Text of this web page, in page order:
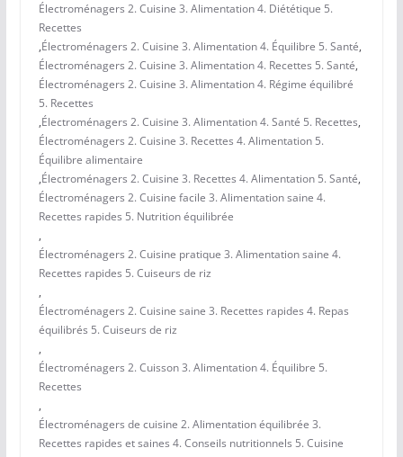
Électroménagers 2. Cuisine 3. Alimentation 4. Diététique 5.
Recettes
,Électroménagers 2. Cuisine 3. Alimentation 4. Équilibre 5. Santé,
Électroménagers 2. Cuisine 3. Alimentation 4. Recettes 5. Santé,
Électroménagers 2. Cuisine 3. Alimentation 4. Régime équilibré
5. Recettes
,Électroménagers 2. Cuisine 3. Alimentation 4. Santé 5. Recettes,
Électroménagers 2. Cuisine 3. Recettes 4. Alimentation 5.
Équilibre alimentaire
,Électroménagers 2. Cuisine 3. Recettes 4. Alimentation 5. Santé,
Électroménagers 2. Cuisine facile 3. Alimentation saine 4.
Recettes rapides 5. Nutrition équilibrée
,
Électroménagers 2. Cuisine pratique 3. Alimentation saine 4.
Recettes rapides 5. Cuiseurs de riz
,
Électroménagers 2. Cuisine saine 3. Recettes rapides 4. Repas
équilibrés 5. Cuiseurs de riz
,
Électroménagers 2. Cuisson 3. Alimentation 4. Équilibre 5.
Recettes
,
Électroménagers de cuisine 2. Alimentation équilibrée 3.
Recettes rapides et saines 4. Conseils nutritionnels 5. Cuisine